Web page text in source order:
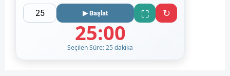
▶ Başlat ⛶ ↻
25:00
Seçilen Süre: 25 dakika